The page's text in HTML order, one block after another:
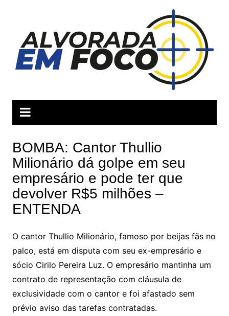
conteúdo
BOMBA: Cantor Thullio
Milionário dá golpe em seu
empresário e pode ter que
devolver R$5 milhões –
ENTENDA
O cantor Thullio Milionário, famoso por beijas fãs no
palco, está em disputa com seu ex-empresário e
sócio Cirilo Pereira Luz. O empresário mantinha um
contrato de representação com cláusula de
exclusividade com o cantor e foi afastado sem
prévio aviso das tarefas contratadas.